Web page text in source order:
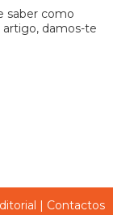
saber como
artigo, damos-te
Contactos